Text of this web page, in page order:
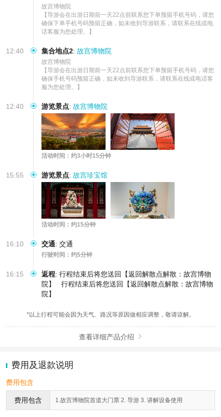
故宫博物院
【导游会在出游日期前一天22点前联系您下单预留手机号码，请您
确保下单手机号码预留正确，如未收到导游联系，请联系在线或电
话客服为您处理。】
12:40 集合地点2: 故宫博物院
故宫博物院
【导游会在出游日期前一天22点前联系您下单预留手机号码，请您
确保手机号码预留正确，如未收到导游联系，请联系在线或电话客
服为您处理。】
12:40 游览景点: 故宫博物院
活动时间：约3小时15分钟
15:55 游览景点: 故宫珍宝馆
活动时间：约15分钟
16:10 交通: 交通
行驶时间：约5分钟
16:15 返程: 行程结束后将您送回【返回解散点解散：故宫博物
院】
行程结束后将您送回【返回解散点解散：故宫博物
院】
*以上行程可能会因为天气、路况等原因做相应调整，敬请谅解。
查看详细产品介绍 
费用及退款说明
费用包含
费用包含 1.故宫博物院首道大门票 2. 导游 3. 讲解设备使用